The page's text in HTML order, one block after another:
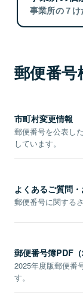
事業所の７け
郵便番
市町村変更情報
郵便番号を公表し
しています。
よくあるご質問
郵便番号に関する
郵便番号簿PDF（
2025年度版郵便番
す。